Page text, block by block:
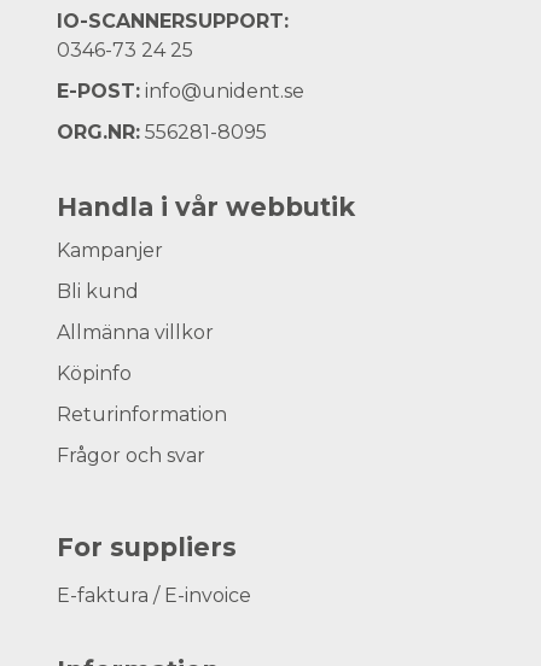
IO-SCANNERSUPPORT:
0346-73 24 25
E-POST: info@unident.se
ORG.NR: 556281-8095
Handla i vår webbutik
Kampanjer
Bli kund
Allmänna villkor
Köpinfo
Returinformation
Frågor och svar
For suppliers
E-faktura / E-invoice